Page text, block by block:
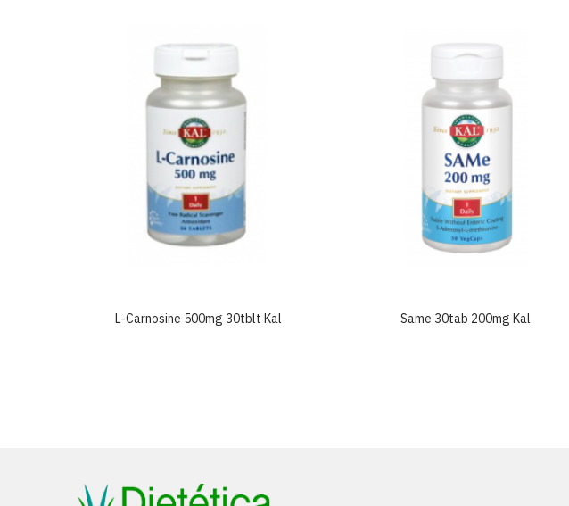
L-Carnosine 500mg 30tblt Kal Same 30tab 200mg Kal